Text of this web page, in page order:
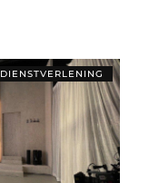
DIENSTVERLENING